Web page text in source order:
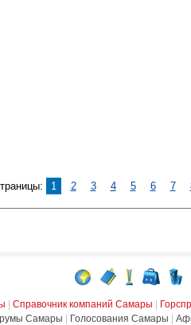
1 2 3 4 5 6 7
Справочник компаний Самары
Самары Голосования Самары